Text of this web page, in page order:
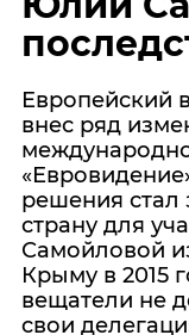
Европейский
внес ряд
решения стал
страну для
Самойловой
Крыму в 2015
вещатели не
свои